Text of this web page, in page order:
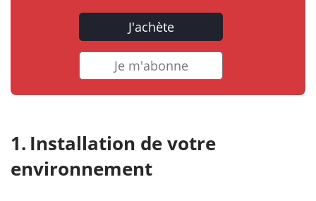
J'achète
Je m'abonne
Installation de votre
environnement